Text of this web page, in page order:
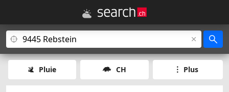
Pluie CH Plus